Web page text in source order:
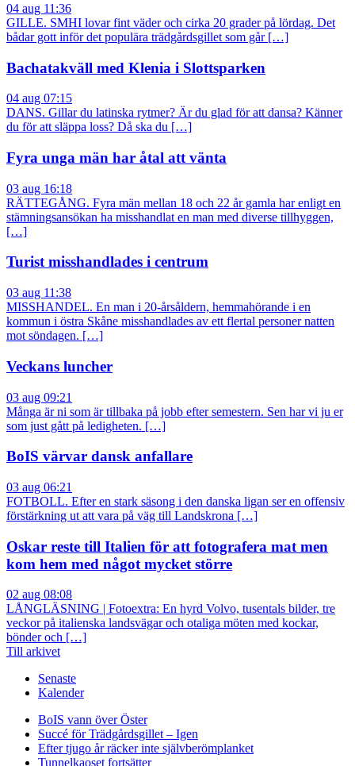
04 aug 11:36
GILLE. SMHI lovar fint väder och cirka 20 grader på lördag. Det
bådar gott inför det populära trädgårdsgillet som går […]
Bachatakväll med Klenia i Slottsparken
04 aug 07:15
DANS. Gillar du latinska rytmer? Är du glad för att dansa? Känner
du för att släppa loss? Då ska du […]
Fyra unga män har åtal att vänta
03 aug 16:18
RÄTTEGÅNG. Fyra män mellan 18 och 22 år gamla har enligt en
stämningsansökan ha misshandlat en man med diverse tillhyggen,
[…]
Turist misshandlades i centrum
03 aug 11:38
MISSHANDEL. En man i 20-årsåldern, hemmahörande i en
kommun i östra Skåne misshandlades av ett flertal personer natten
mot söndagen. […]
Veckans luncher
03 aug 09:21
Många är ni som är tillbaka på jobb efter semestern. Sen har vi ju er
som just gått på ledigheten. […]
BoIS värvar dansk anfallare
03 aug 06:21
FOTBOLL. Efter en stark säsong i den danska ligan ser en offensiv
förstärkning ut att vara på väg till Landskrona […]
Oskar reste till Italien för att fotografera mat men
kom hem med något mycket större
02 aug 08:08
LÅNGLÄSNING | Fotoextra: En hyrd Volvo, tusentals bilder, tre
veckor på italienska landsvägar och otaliga möten med kockar,
bönder och […]
Till arkivet
Senaste
Kalender
BoIS vann över Öster
Succé för Trädgårdsgillet – Igen
Efter tjugo år räcker inte självberömplanket
Tunnelkaoset fortsätter